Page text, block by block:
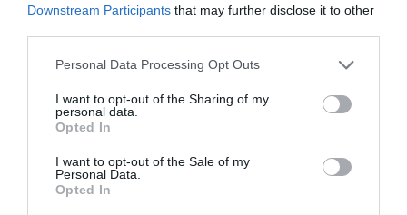
Downstream Participants that may further disclose it to other
Personal Data Processing Opt Outs
I want to opt-out of the Sharing of my
personal data.
Opted In
I want to opt-out of the Sale of my
Personal Data.
Opted In
Ara cobra especial valor el traspàs de la policia. La
creació delsMossos d’Esquadra. Una persona
que hi va ser em va explicar que un
comandament de la Policia Nacional
li va dir que
aquell traspàs només tindria lloc “passant per
sobre el seu cadàver”. Però es va fer. És clar que,
aleshores, els polítics que manaven aquí no tenien
l’amo allí. I el fet, pesa.